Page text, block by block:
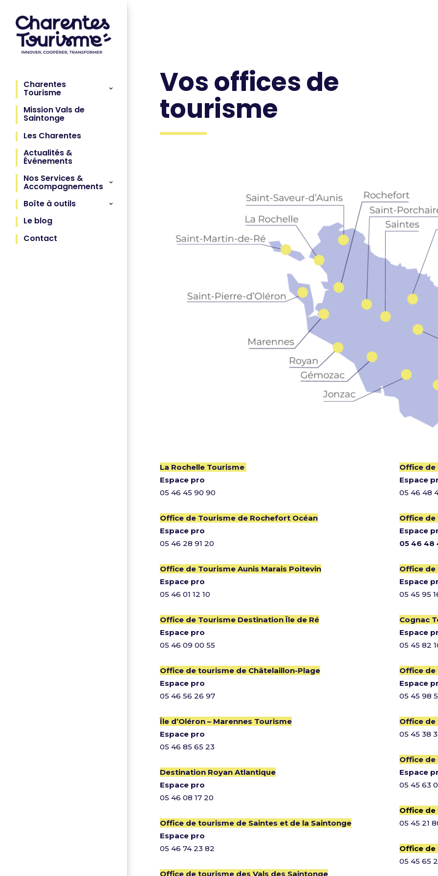
Charentes
Tourisme
Mission Vals de
Saintonge
Les Charentes
Actualités &
Événements
Nos Services &
Accompagnements
Boîte à outils
Le blog
Contact
Vos offices de
tourisme
La Rochelle Tourisme
Espace pro
05 46 45 90 90
Office de Tourisme de Rochefort Océan
Espace pro
05 46 28 91 20
Office de Tourisme Aunis Marais Poitevin
Espace pro
05 46 01 12 10
Office de Tourisme Destination Île de Ré
Espace pro
05 46 09 00 55
Office de tourisme de Châtelaillon-Plage
Espace pro
05 46 56 26 97
Île d’Oléron – Marennes Tourisme
Espace pro
05 46 85 65 23
Destination Royan Atlantique
Espace pro
05 46 08 17 20
Office de tourisme de Saintes et de la Saintonge
Espace pro
05 46 74 23 82
Office de tourisme des Vals des Saintonge
Office
Espace
05 46 48
Office de
Espace
05 46 48
Office de
Espace
05 45 95
Cognac
Espace
05 45 82
Office de
Espace
05 45 98
Office
05 45 38
Office
Espace
05 45 63
Office de
05 45 21
Office de
05 45 65